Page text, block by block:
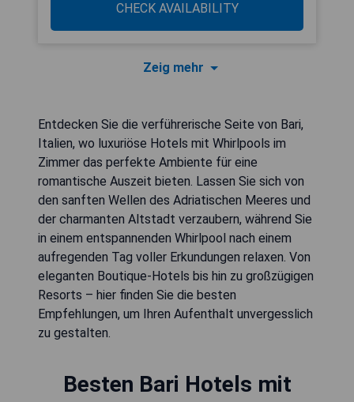
CHECK AVAILABILITY
Zeig mehr
Entdecken Sie die verführerische Seite von Bari,
Italien, wo luxuriöse Hotels mit Whirlpools im
Zimmer das perfekte Ambiente für eine
romantische Auszeit bieten. Lassen Sie sich von
den sanften Wellen des Adriatischen Meeres und
der charmanten Altstadt verzaubern, während Sie
in einem entspannenden Whirlpool nach einem
aufregenden Tag voller Erkundungen relaxen. Von
eleganten Boutique-Hotels bis hin zu großzügigen
Resorts – hier finden Sie die besten
Empfehlungen, um Ihren Aufenthalt unvergesslich
zu gestalten.
Besten Bari Hotels mit